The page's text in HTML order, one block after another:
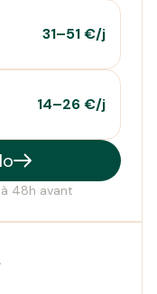
31–51 €/j
14–26 €/j
48h avant